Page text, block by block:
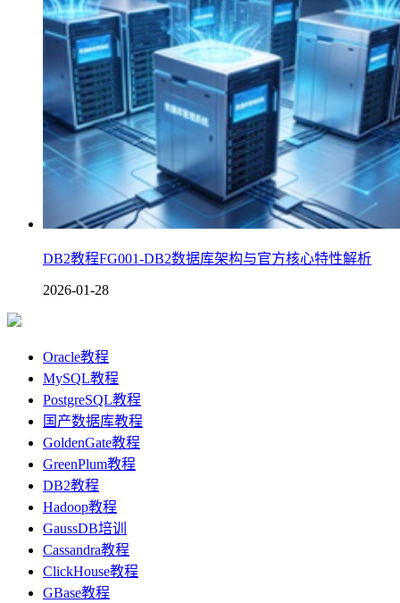
DB2教程FG001-DB2数据库架构与官方核心特性解析
2026-01-28
Oracle教程
MySQL教程
PostgreSQL教程
国产数据库教程
GoldenGate教程
GreenPlum教程
DB2教程
Hadoop教程
GaussDB培训
Cassandra教程
ClickHouse教程
GBase教程